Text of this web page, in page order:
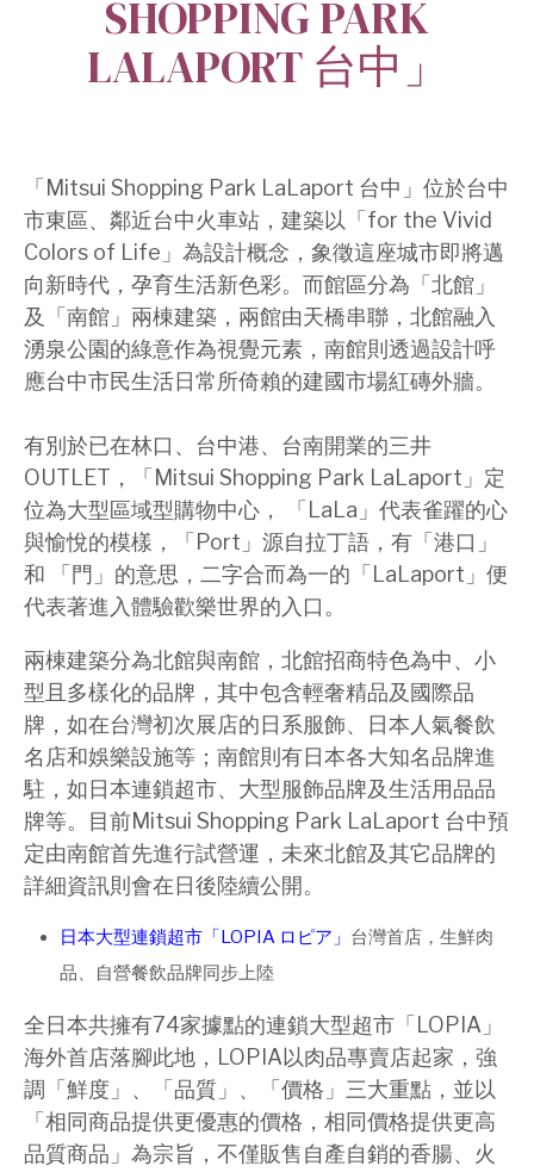
SHOPPING PARK
LALAPORT 台中」
「Mitsui Shopping Park LaLaport 台中」位於台中
市東區、鄰近台中火車站，建築以「for the Vivid
Colors of Life」為設計概念，象徵這座城市即將邁
向新時代，孕育生活新色彩。而館區分為「北館」
及「南館」兩棟建築，兩館由天橋串聯，北館融入
湧泉公園的綠意作為視覺元素，南館則透過設計呼
應台中市民生活日常所倚賴的建國市場紅磚外牆。
有別於已在林口、台中港、台南開業的三井
OUTLET，「Mitsui Shopping Park LaLaport」定
位為大型區域型購物中心， 「LaLa」代表雀躍的心
與愉悅的模樣，「Port」源自拉丁語，有「港口」
和 「門」的意思，二字合而為一的「LaLaport」便
代表著進入體驗歡樂世界的入口。
兩棟建築分為北館與南館，北館招商特色為中、小
型且多樣化的品牌，其中包含輕奢精品及國際品
牌，如在台灣初次展店的日系服飾、日本人氣餐飲
名店和娛樂設施等；南館則有日本各大知名品牌進
駐，如日本連鎖超市、大型服飾品牌及生活用品品
牌等。目前Mitsui Shopping Park LaLaport 台中預
定由南館首先進行試營運，未來北館及其它品牌的
詳細資訊則會在日後陸續公開。
日本大型連鎖超市「LOPIA ロピア」 台灣首店，生鮮肉
品、自營餐飲品牌同步上陸
全日本共擁有74家據點的連鎖大型超市「LOPIA」
海外首店落腳此地，LOPIA以肉品專賣店起家，強
調「鮮度」、「品質」、「價格」三大重點，並以
「相同商品提供更優惠的價格，相同價格提供更高
品質商品」為宗旨，不僅販售自產自銷的香腸、火